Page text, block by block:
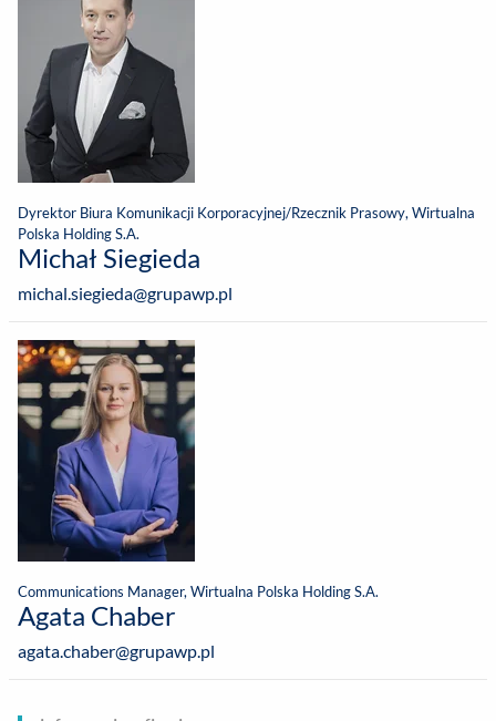
Dyrektor Biura Komunikacji Korporacyjnej/Rzecznik Prasowy, Wirtualna
Polska Holding S.A.
Michał Siegieda
michal.siegieda@grupawp.pl
Communications Manager, Wirtualna Polska Holding S.A.
Agata Chaber
agata.chaber@grupawp.pl